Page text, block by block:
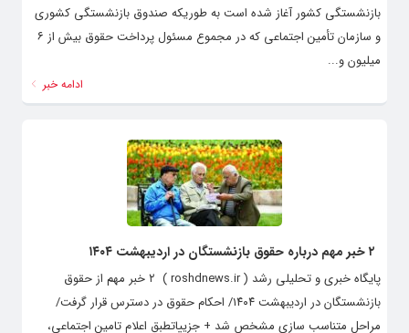
بازنشستگی کشور آغاز شده است به طوریکه صندوق بازنشستگی کشوری
و سازمان تأمین اجتماعی که در مجموع مسئول پرداخت حقوق بیش از ۶
میلیون و...
ادامه خبر
۲ خبر مهم درباره حقوق بازنشستگان در اردیبهشت ۱۴۰۴
پایگاه خبری و تحلیلی رشد ( roshdnews.ir ) ۲ خبر مهم از حقوق
بازنشستگان در اردیبهشت ۱۴۰۴/ احکام حقوق در دسترس قرار گرفت/
مراحل متناسب سازی مشخص شد + جزییاتطبق اعلام تامین اجتماعی،